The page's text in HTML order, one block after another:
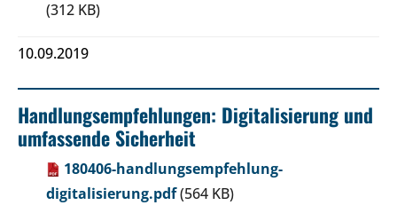
(312 KB)
10.09.2019
Handlungsempfehlungen: Digitalisierung und
umfassende Sicherheit
180406-handlungsempfehlung-
digitalisierung.pdf(564 KB)